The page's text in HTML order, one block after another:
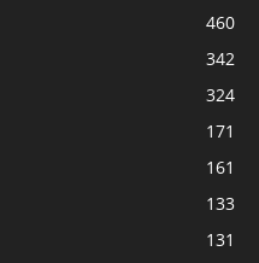
460
342
324
171
161
133
131